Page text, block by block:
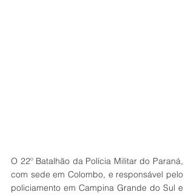
O 22º Batalhão da Polícia Militar do Paraná,
com sede em Colombo, e responsável pelo
policiamento em Campina Grande do Sul e